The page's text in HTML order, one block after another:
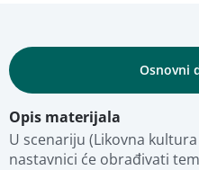
Dodajte u kolekciju
Dodajte u favorite
Osnovni
Obrazovni i tehnički detalji
Opis materijala
U scenariju (Likovna
nastavnici će obrađivati